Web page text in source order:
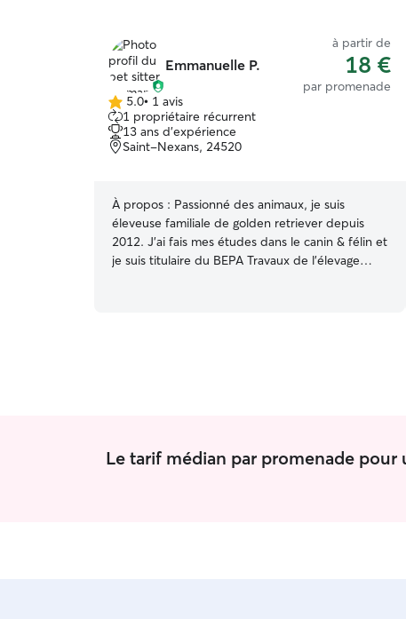
Emmanuelle P.
à partir de
18 €
par promenade
5.0 étoile(s)
sur
5
5.0• 1 avis
1 propriétaire récurrent
13 ans d'expérience
Saint-Nexans, 24520
À propos : Passionné des animaux, je suis
éleveuse familiale de golden retriever depuis
2012. J'ai fais mes études dans le canin & félin et
je suis titulaire du BEPA Travaux de l'élevage
lors de mes visites à domicile.
Le tarif médian par promenade